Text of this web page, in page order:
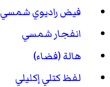
فيض راديوي شمسي
انفجار شمسي
هالة (فضاء)
لفظ كتلي إكليلي